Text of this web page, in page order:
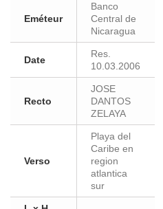
Eméteur
Banco
Central de
Nicaragua
Date
Res.
10.03.2006
Recto
JOSE
DANTOS
ZELAYA
Verso
Playa del
Caribe en
region
atlantica
sur